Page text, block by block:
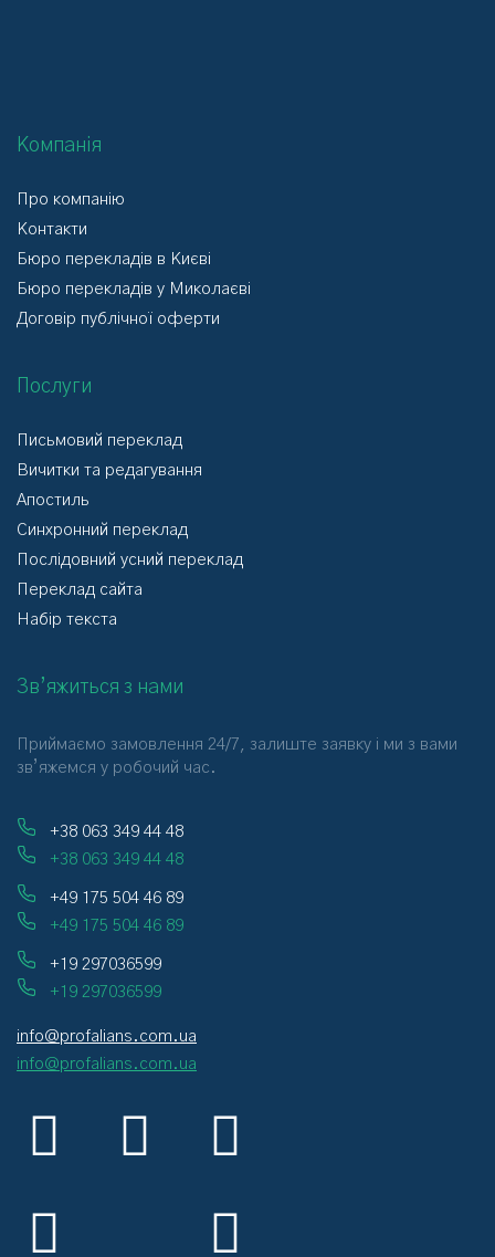
Компанія
Про компанію
Контакти
Бюро перекладів в Києві
Бюро перекладів у Миколаєві
Договір публічної оферти
Послуги
Письмовий переклад
Вичитки та редагування
Апостиль
Синхронний переклад
Послідовний усний переклад
Переклад сайта
Набір текста
Зв’яжиться з нами
Приймаємо замовлення 24/7, залиште заявку і ми з вами
зв’яжемся у робочий час.
+38 063 349 44 48
+38 063 349 44 48
+49 175 504 46 89
+49 175 504 46 89
+19 297036599
+19 297036599
info@profalians.com.ua
info@profalians.com.ua